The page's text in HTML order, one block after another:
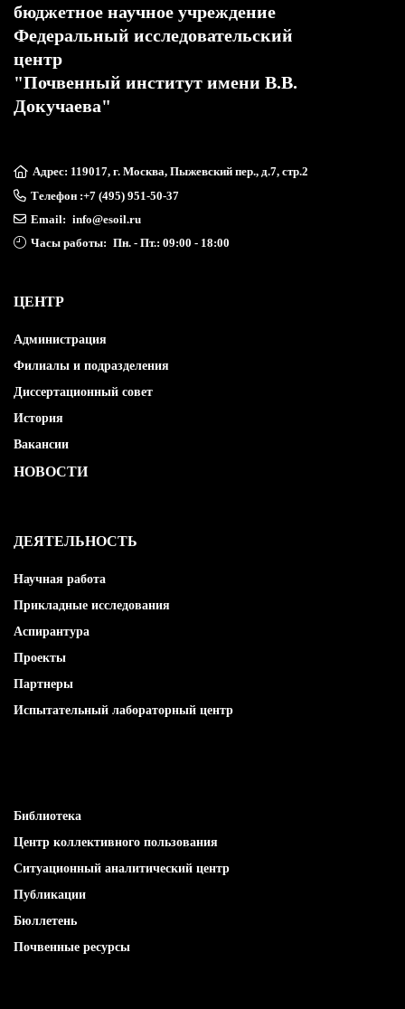
бюджетное научное учреждение
Федеральный исследовательский
центр
"Почвенный институт имени В.В.
Докучаева"
Адрес: 119017, г. Москва, Пыжевский пер., д.7, стр.2
Телефон :+7 (495) 951-50-37
Email: info@esoil.ru
Часы работы: Пн. - Пт.: 09:00 - 18:00
ЦЕНТР
Администрация
Филиалы и подразделения
Диссертационный совет
История
Вакансии
НОВОСТИ
ДЕЯТЕЛЬНОСТЬ
Научная работа
Прикладные исследования
Аспирантура
Проекты
Партнеры
Испытательный лабораторный центр
Библиотека
Центр коллективного пользования
Ситуационный аналитический центр
Публикации
Бюллетень
Почвенные ресурсы